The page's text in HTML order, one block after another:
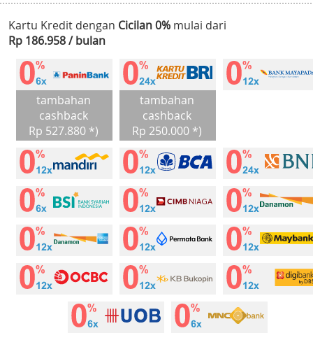
Kartu Kredit dengan Cicilan 0% mulai dari
Rp 186.958 / bulan
tambahan
cashback
Rp 527.880 *)
tambahan
cashback
Rp 250.000 *)